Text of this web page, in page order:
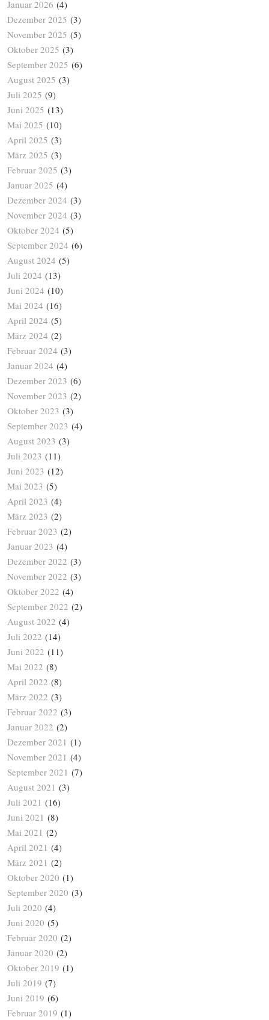
Januar 2026 (4)
Dezember 2025 (3)
November 2025 (5)
Oktober 2025 (3)
September 2025 (6)
August 2025 (3)
Juli 2025 (9)
Juni 2025 (13)
Mai 2025 (10)
April 2025 (3)
März 2025 (3)
Februar 2025 (3)
Januar 2025 (4)
Dezember 2024 (3)
November 2024 (3)
Oktober 2024 (5)
September 2024 (6)
August 2024 (5)
Juli 2024 (13)
Juni 2024 (10)
Mai 2024 (16)
April 2024 (5)
März 2024 (2)
Februar 2024 (3)
Januar 2024 (4)
Dezember 2023 (6)
November 2023 (2)
Oktober 2023 (3)
September 2023 (4)
August 2023 (3)
Juli 2023 (11)
Juni 2023 (12)
Mai 2023 (5)
April 2023 (4)
März 2023 (2)
Februar 2023 (2)
Januar 2023 (4)
Dezember 2022 (3)
November 2022 (3)
Oktober 2022 (4)
September 2022 (2)
August 2022 (4)
Juli 2022 (14)
Juni 2022 (11)
Mai 2022 (8)
April 2022 (8)
März 2022 (3)
Februar 2022 (3)
Januar 2022 (2)
Dezember 2021 (1)
November 2021 (4)
September 2021 (7)
August 2021 (3)
Juli 2021 (16)
Juni 2021 (8)
Mai 2021 (2)
April 2021 (4)
März 2021 (2)
Oktober 2020 (1)
September 2020 (3)
Juli 2020 (4)
Juni 2020 (5)
Februar 2020 (2)
Januar 2020 (2)
Oktober 2019 (1)
Juli 2019 (7)
Juni 2019 (6)
Februar 2019 (1)